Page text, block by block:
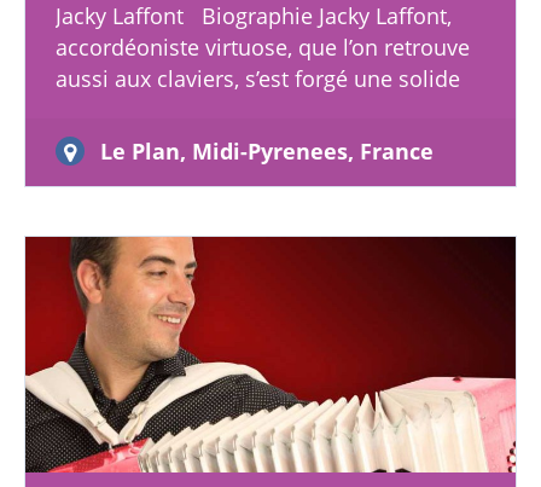
Jacky Laffont Biographie Jacky Laffont,
accordéoniste virtuose, que l’on retrouve
aussi aux claviers, s’est forgé une solide
ses…Le Plan, Midi-Pyrenees, France